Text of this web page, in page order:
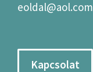
eoldal@aol.com
Kapcsolat